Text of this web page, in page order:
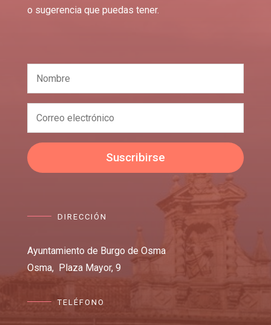
o sugerencia que puedas tener.
Suscribirse
DIRECCIÓN
Ayuntamiento de Burgo de Osma
Osma, Plaza Mayor, 9
TELÉFONO